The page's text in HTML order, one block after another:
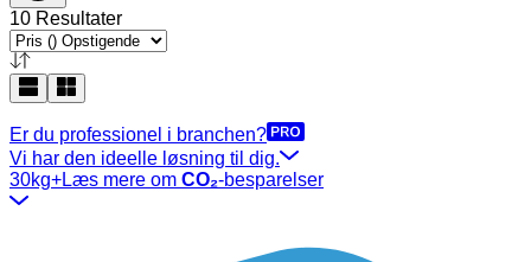
10 Resultater
Er du professionel i branchen?
Vi har den ideelle løsning til dig.
30kg+Læs mere om CO₂-besparelser